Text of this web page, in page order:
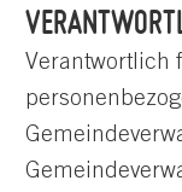
Verantwortlich